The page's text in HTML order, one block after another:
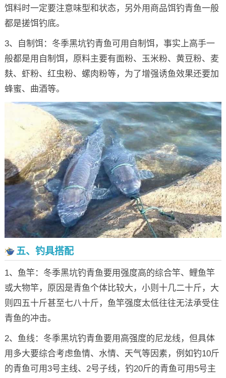
饵料时一定要注意味型和状态，另外用商品饵钓青鱼一般
都是搓饵钓底。
3、自制饵：冬季黑坑钓青鱼可用自制饵，事实上高手一
般都是用自制饵，原料主要有面粉、玉米粉、黄豆粉、麦
麸、虾粉、红虫粉、螺肉粉等，为了增强诱鱼效果还要加
蜂蜜、曲酒等。
五、钓具搭配
1、鱼竿：冬季黑坑钓青鱼要用强度高的综合竿、鲤鱼竿
或大物竿，原因是青鱼个体比较大，小则十几二十斤，大
则四五十斤甚至七八十斤，鱼竿强度太低往往无法承受住
青鱼的冲击。
2、鱼线：冬季黑坑钓青鱼要用高强度的尼龙线，但具体
用多大要综合考虑鱼情、水情、天气等因素，例如钓10斤
的青鱼可用3号主线、2号子线，钓20斤的青鱼可用5号主